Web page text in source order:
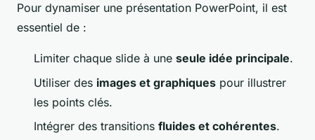
Pour dynamiser une présentation PowerPoint, il est
essentiel de :
Limiter chaque slide à une seule idée principale.
Utiliser des images et graphiques pour illustrer
les points clés.
Intégrer des transitions fluides et cohérentes.